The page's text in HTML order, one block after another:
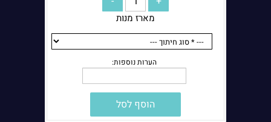
מארז מנות
הוסף לסל